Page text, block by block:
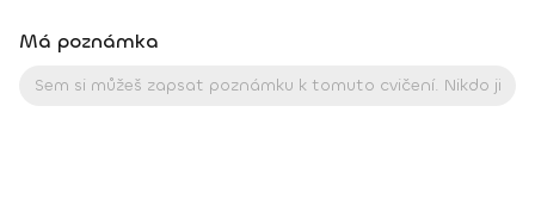
Má poznámka